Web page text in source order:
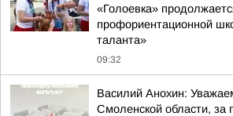
«Голоевка»
профориентационной
таланта»
09:32
Василий Анохин:
Смоленской области,